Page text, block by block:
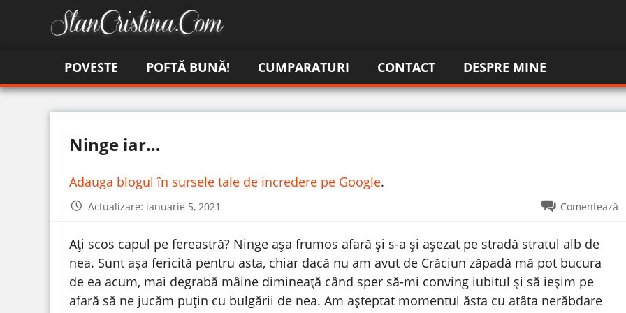
POVESTE POFTĂ BUNĂ! CUMPARATURI CONTACT DESPRE MINE
Ninge iar…
Adauga blogul în sursele tale de incredere pe Google.
Actualizare: ianuarie 5, 2021 Comentează
Ați scos capul pe fereastră? Ninge așa frumos afară și s-a și așezat pe stradă stratul alb de
nea. Sunt așa fericită pentru asta, chiar dacă nu am avut de Crăciun zăpadă mă pot bucura
de ea acum, mai degrabă mâine dimineață când sper să-mi conving iubitul și să ieșim pe
afară să ne jucăm puțin cu bulgării de nea. Am așteptat momentul ăsta cu atâta nerăbdare